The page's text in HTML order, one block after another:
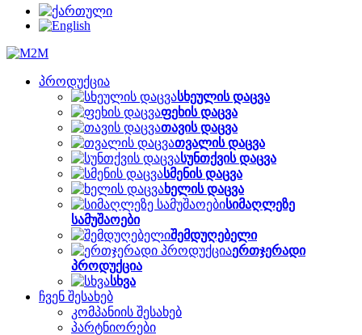
პროდუქცია
სხეულის დაცვა
ფეხის დაცვა
თავის დაცვა
თვალის დაცვა
სუნთქვის დაცვა
სმენის დაცვა
ხელის დაცვა
სიმაღლეზე
სამუშაოები
შემდუღებელი
ერთჯერადი
პროდუქცია
სხვა
ჩვენ შესახებ
კომპანიის შესახებ
პარტნიორები